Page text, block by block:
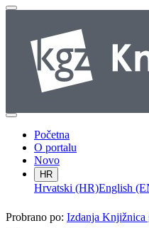
Početna
O portalu
Novo
HR
Hrvatski (HR)English
Probrano po: Izdanja Knjižnica